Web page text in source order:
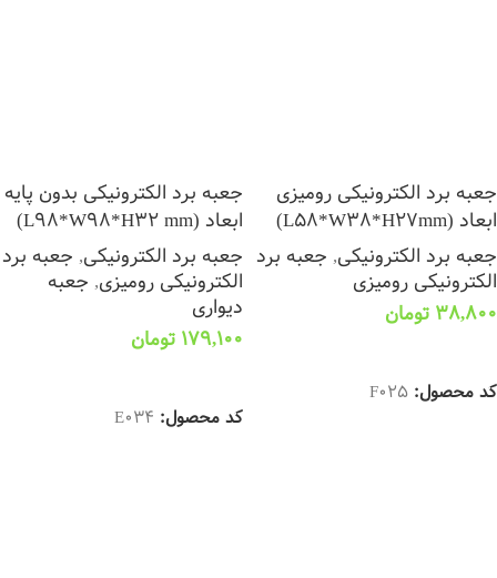
جعبه برد الکترونیکی رومیزی
ابعاد (L58*W38*H27mm)
جعبه برد الکترونیکی, جعبه برد
الکترونیکی رومیزی
38,800 تومان
کد محصول: F025
جعبه برد الکترونیکی بدون پایه
ابعاد (L98*W98*H32 mm)
جعبه برد الکترونیکی, جعبه برد
الکترونیکی رومیزی, جعبه
دیواری
179,100 تومان
کد محصول: E034